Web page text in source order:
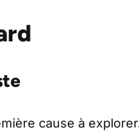
cause à